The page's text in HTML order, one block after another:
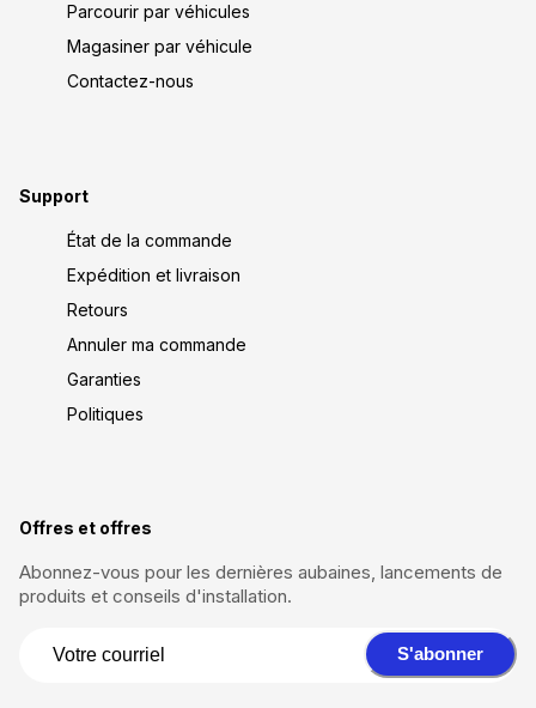
Parcourir par véhicules
Magasiner par véhicule
Contactez-nous
Support
État de la commande
Expédition et livraison
Retours
Annuler ma commande
Garanties
Politiques
Offres et offres
Abonnez-vous pour les dernières aubaines, lancements de
produits et conseils d'installation.
S'abonner